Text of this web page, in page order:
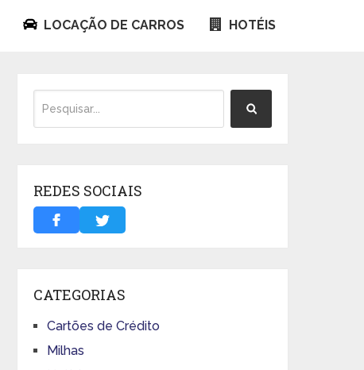
LOCAÇÃO DE CARROS HOTÉIS
REDES SOCIAIS
CATEGORIAS
Cartões de Crédito
Milhas